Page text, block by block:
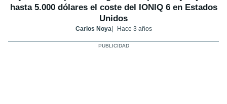
hasta 5.000 dólares el coste del IONIQ 6 en Estados
Unidos
Carlos Noya Hace 3 años